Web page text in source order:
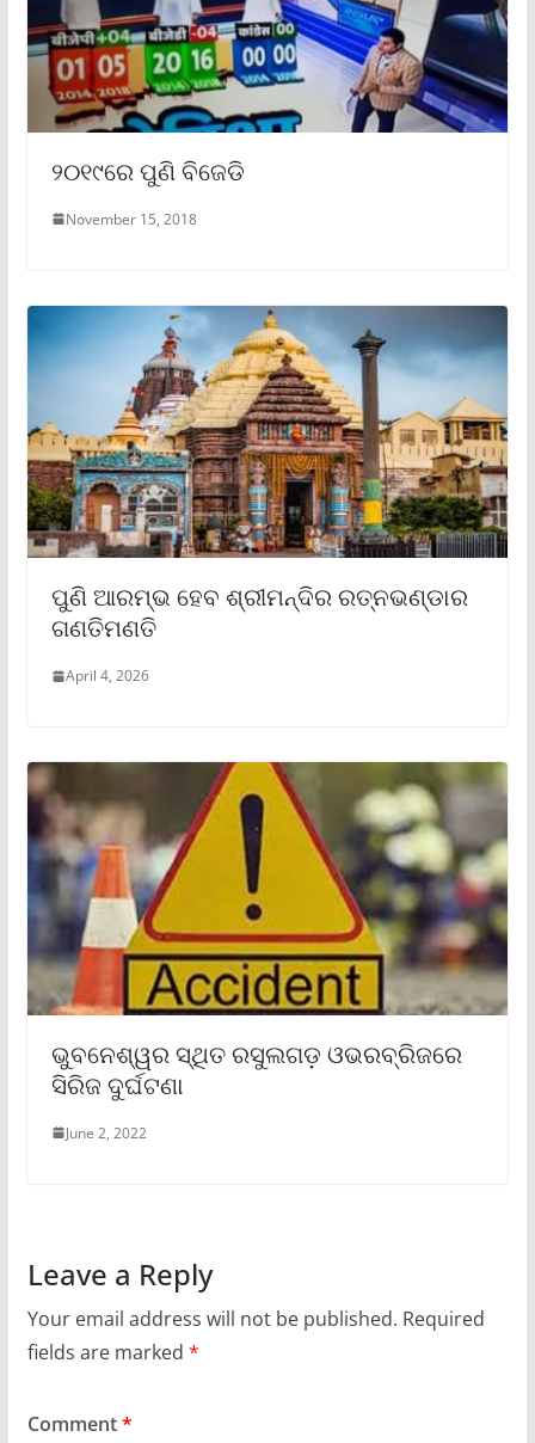
୨୦୧୯ରେ ପୁଣି ବିଜେଡି
November 15, 2018
ପୁଣି ଆରମ୍ଭ ହେବ ଶ୍ରୀମନ୍ଦିର ରତ୍ନଭଣ୍ଡାର
ଗଣତିମଣତି
April 4, 2026
ଭୁବନେଶ୍ୱର ସ୍ଥିତ ରସୁଲଗଡ଼ ଓଭରବ୍ରିଜରେ
ସିରିଜ ଦୁର୍ଘଟଣା
June 2, 2022
Leave a Reply
Your email address will not be published. Required
fields are marked *
Comment*